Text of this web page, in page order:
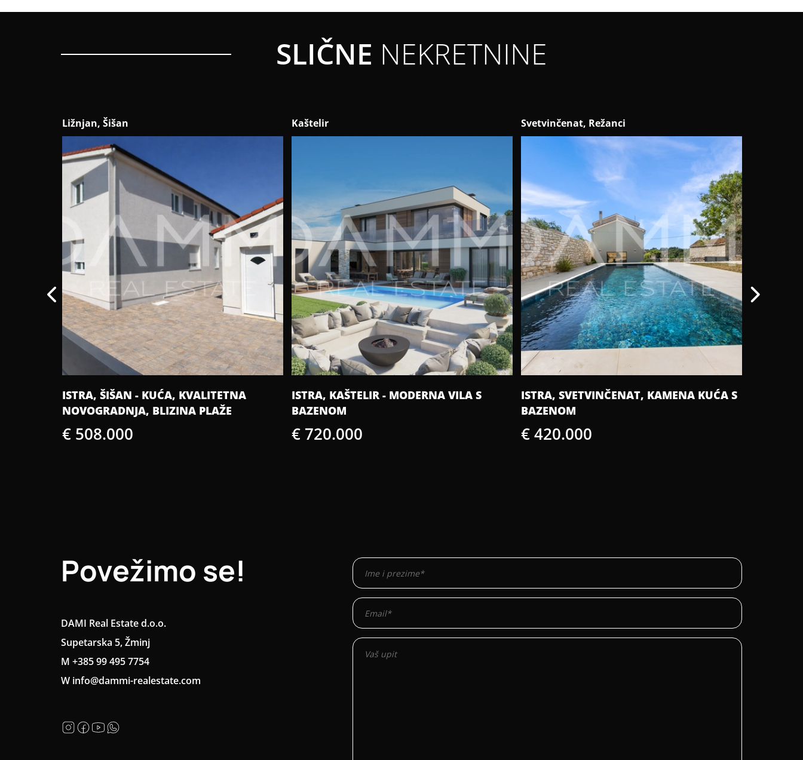
SLIČNE NEKRETNINE
Ližnjan, Šišan
ISTRA, ŠIŠAN - KUĆA, KVALITETNA
NOVOGRADNJA, BLIZINA PLAŽE
€ 508.000
Kaštelir
ISTRA, KAŠTELIR - MODERNA VILA S
BAZENOM
€ 720.000
Svetvinčenat, Režanci
ISTRA, SVETVINČENAT, KAMENA KUĆA S
BAZENOM
€ 420.000
Povežimo se!
DAMI Real Estate d.o.o.
Supetarska 5, Žminj
M +385 99 495 7754
W info@dammi-realestate.com